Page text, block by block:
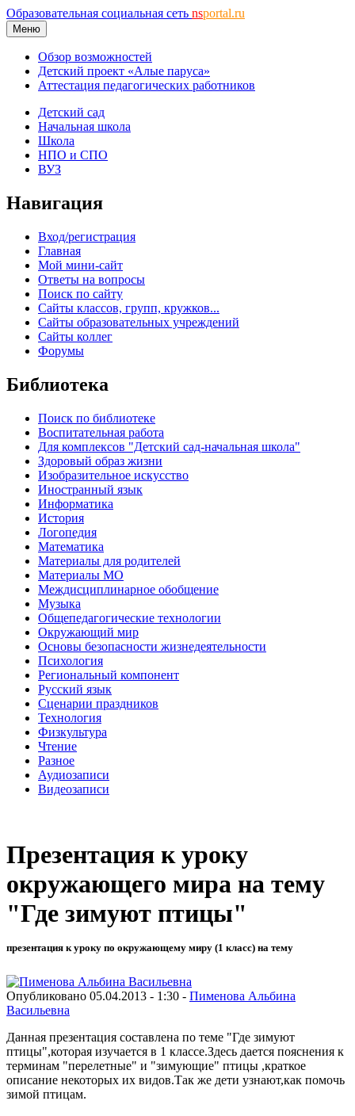
Образовательная социальная сеть nsportal.ru
Меню
Обзор возможностей
Детский проект «Алые паруса»
Аттестация педагогических работников
Детский сад
Начальная школа
Школа
НПО и СПО
ВУЗ
Навигация
Вход/регистрация
Главная
Мой мини-сайт
Ответы на вопросы
Поиск по сайту
Сайты классов, групп, кружков...
Сайты образовательных учреждений
Сайты коллег
Форумы
Библиотека
Поиск по библиотеке
Воспитательная работа
Для комплексов "Детский сад-начальная школа"
Здоровый образ жизни
Изобразительное искусство
Иностранный язык
Информатика
История
Логопедия
Математика
Материалы для родителей
Материалы МО
Междисциплинарное обобщение
Музыка
Общепедагогические технологии
Окружающий мир
Основы безопасности жизнедеятельности
Психология
Региональный компонент
Русский язык
Сценарии праздников
Технология
Физкультура
Чтение
Разное
Аудиозаписи
Видеозаписи
Презентация к уроку
окружающего мира на тему
"Где зимуют птицы"
презентация к уроку по окружающему миру (1 класс) на тему
Опубликовано 05.04.2013 - 1:30 - Пименова Альбина
Васильевна
Данная презентация составлена по теме "Где зимуют
птицы",которая изучается в 1 классе.Здесь дается пояснения к
терминам "перелетные" и "зимующие" птицы ,краткое
описание некоторых их видов.Так же дети узнают,как помочь
зимой птицам.